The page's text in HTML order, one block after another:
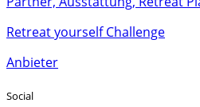
Retreat yourself Challenge
Anbieter
Social